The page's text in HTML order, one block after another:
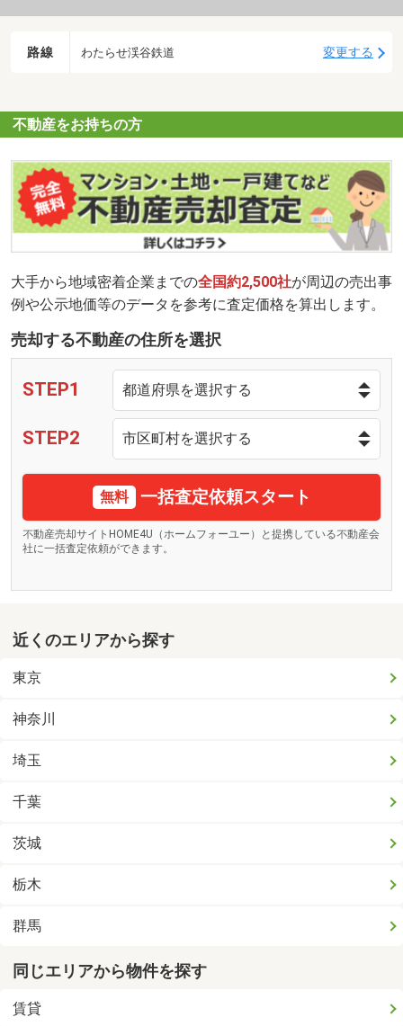
路線 わたらせ渓谷鉄道 変更する
不動産をお持ちの方
大手から地域密着企業までの全国約2,500社が周辺の売出事
例や公示地価等のデータを参考に査定価格を算出します。
売却する不動産の住所を選択
STEP1
STEP2
無料 一括査定依頼スタート
不動産売却サイトHOME4U（ホームフォーユー）と提携している不動産会
社に一括査定依頼ができます。
近くのエリアから探す
東京
神奈川
埼玉
千葉
茨城
栃木
群馬
同じエリアから物件を探す
賃貸